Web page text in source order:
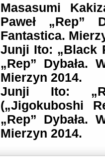
Masasumi
Paweł „Rep”
Fantastica.
Junji Ito: „Black
„Rep” Dybała.
Mierzyn 2014.
Junji Ito:
(„Jigokuboshi
„Rep” Dybała.
Mierzyn 2014.